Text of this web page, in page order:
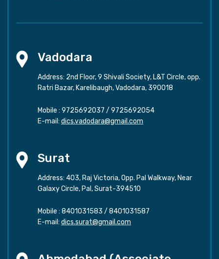
Vadodara
Address: 2nd Floor, 9 Shivali Society, L&T Circle, opp.
Ratri Bazar, Karelibaugh, Vadodara, 390018
Mobile : 9725692037 / 9725692054
E-mail: dics.vadodara@gmail.com
Surat
Address: 403, Raj Victoria, Opp. Pal Walkway, Near
Galaxy Circle, Pal, Surat-394510
Mobile : 8401031583 / 8401031587
E-mail: dics.surat@gmail.com